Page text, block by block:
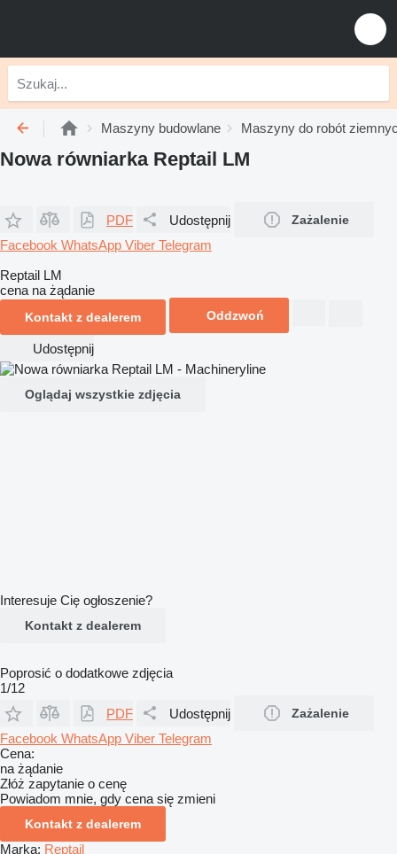
Maszyny budowlane Maszyny do robót
Nowa równiarka Reptail LM
PDF Udostępnij Zażalenie
Facebook WhatsApp Viber Telegram
Reptail LM
cena na żądanie
Kontakt z dealerem Oddzwoń
Udostępnij
Oglądaj wszystkie zdjęcia
Interesuje Cię ogłoszenie?
Kontakt z dealerem
Poprosić o dodatkowe zdjęcia
1/12
PDF
Udostępnij Zażalenie
Facebook WhatsApp Viber Telegram
Cena:
na żądanie
Złóż zapytanie o cenę
Powiadom mnie, gdy cena się zmieni
Kontakt z dealerem
Marka: Reptail